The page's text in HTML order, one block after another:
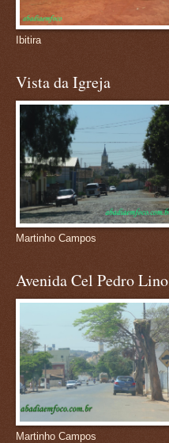
Ibitira
Vista da Igreja
Martinho Campos
Avenida Cel Pedro Lino
Martinho Campos